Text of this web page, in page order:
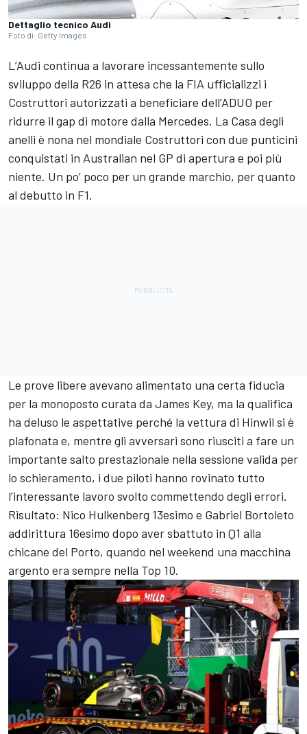
Dettaglio tecnico Audi
Foto di: Getty Images
L’Audi continua a lavorare incessantemente sullo
sviluppo della R26 in attesa che la FIA ufficializzi i
Costruttori autorizzati a beneficiare dell’ADUO per
ridurre il gap di motore dalla Mercedes. La Casa degli
anelli è nona nel mondiale Costruttori con due punticini
conquistati in Australian nel GP di apertura e poi più
niente. Un po’ poco per un grande marchio, per quanto
al debutto in F1.
Le prove libere avevano alimentato una certa fiducia
per la monoposto curata da James Key, ma la qualifica
ha deluso le aspettative perché la vettura di Hinwil si è
plafonata e, mentre gli avversari sono riusciti a fare un
importante salto prestazionale nella sessione valida per
lo schieramento, i due piloti hanno rovinato tutto
l’interessante lavoro svolto commettendo degli errori.
Risultato: Nico Hulkenberg 13esimo e Gabriel Bortoleto
addirittura 16esimo dopo aver sbattuto in Q1 alla
chicane del Porto, quando nel weekend una macchina
argento era sempre nella Top 10.